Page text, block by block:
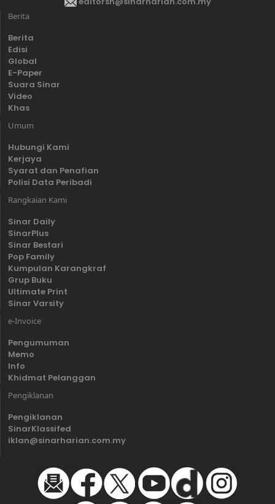
Berita
Berita
Edisi
Global
E-Paper
Suara Sinar
Video
Khas
Umum
Hubungi Kami
Kerjaya
Syarat dan Penafian
Polisi Data Peribadi
Rangkaian Kami
Sinar Daily
SinarPlus
Sinar Bestari
Pop Family
Kumpulan Karangkraf
Grup Buku
Ultimate Print
Sinar Varsity
e-Invoice
Pengumuman
Memo
Info
Khidmat Pelanggan
Pengiklanan
Pengiklanan
SinarKlassifed
iklan@sinarharian.com.my